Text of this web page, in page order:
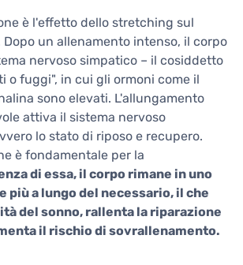
è l'effetto dello stretching sul
Dopo un allenamento intenso, il corpo
nervoso simpatico – il cosiddetto
o fuggi", in cui gli ormoni come il
sono elevati. L'allungamento
attiva il sistema nervoso
lo stato di riposo e recupero.
è fondamentale per la
di essa, il corpo rimane in uno
più a lungo del necessario, il che
del sonno, rallenta la riparazione
il rischio di sovrallenamento.